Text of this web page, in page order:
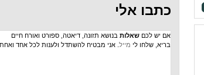
כתבו אלי
אם יש לכם שאלות בנושא תזונה, דיאטה, ספורט ואורח חיים
בריא, שלחו לי מייל . אני מבטיח להשתדל ולענות לכל אחד ואחת.